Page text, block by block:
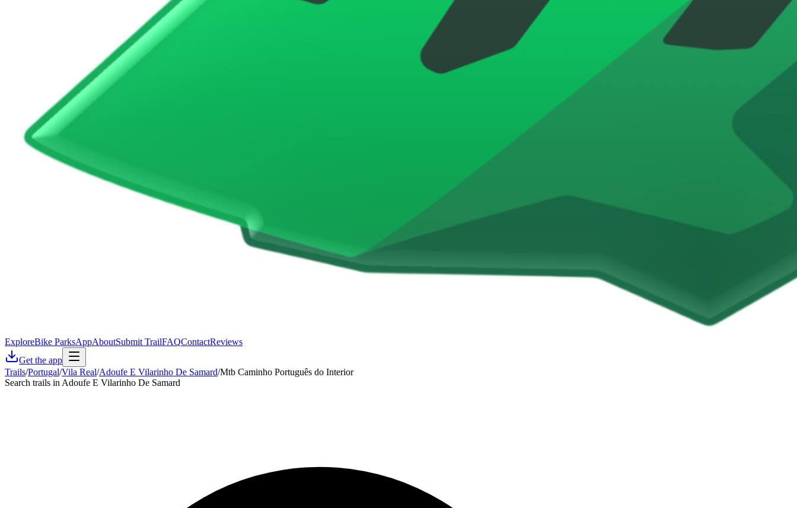
ExploreBike ParksAppAboutSubmit TrailFAQContactReviews
Get the app
Trails/Portugal/Vila Real/Adoufe E Vilarinho De Samard/Mtb Caminho Português do Interior
Search trails in Adoufe E Vilarinho De Samard